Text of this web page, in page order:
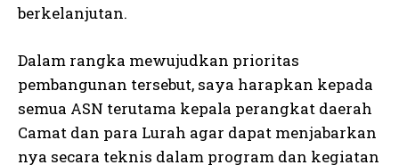
berkelanjutan.
Dalam rangka mewujudkan prioritas
pembangunan tersebut, saya harapkan kepada
semua ASN terutama kepala perangkat daerah
Camat dan para Lurah agar dapat menjabarkan
nya secara teknis dalam program dan kegiatan